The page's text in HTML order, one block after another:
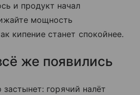
и продукт начал
мощность
кипение станет спокойнее.
же появились
горячий налёт